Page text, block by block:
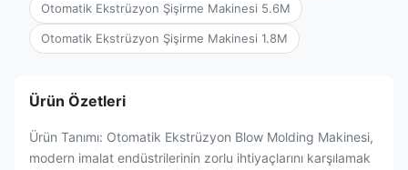
Otomatik Ekstrüzyon Şişirme Makinesi 5.6M
Otomatik Ekstrüzyon Şişirme Makinesi 1.8M
Ürün Özetleri
Ürün Tanımı: Otomatik Ekstrüzyon Blow Molding Makinesi,
modern imalat endüstrilerinin zorlu ihtiyaçlarını karşılamak